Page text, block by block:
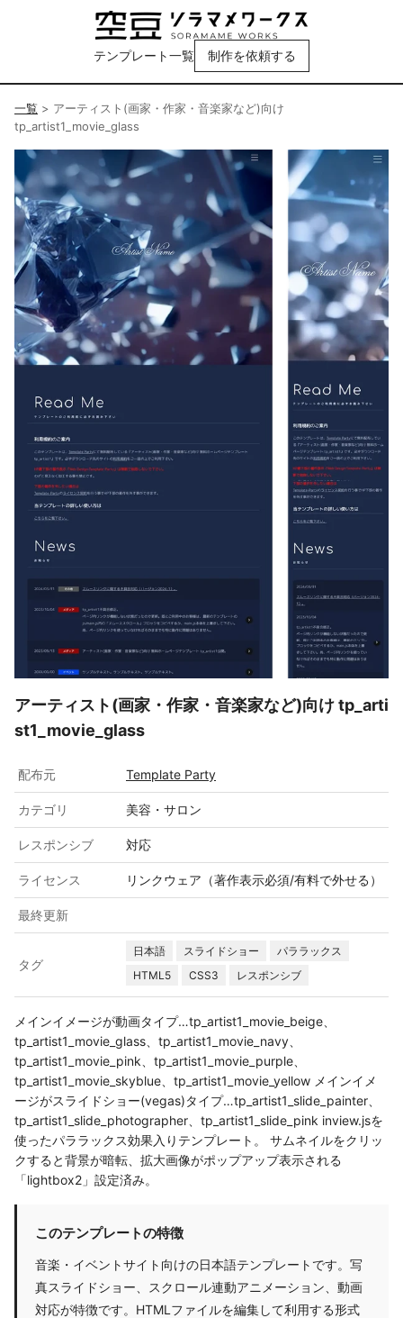
テンプレート一覧 制作を依頼する
一覧 > アーティスト(画家・作家・音楽家など)向け
tp_artist1_movie_glass
アーティスト(画家・作家・音楽家など)向け tp_arti
st1_movie_glass
配布元 Template Party
カテゴリ 美容・サロン
レスポンシブ 対応
ライセンス リンクウェア（著作表示必須/有料で外せる）
最終更新
タグ
日本語 スライドショー
パララックス
HTML5
CSS3 レスポンシブ
メインイメージが動画タイプ…tp_artist1_movie_beige、
tp_artist1_movie_glass、tp_artist1_movie_navy、
tp_artist1_movie_pink、tp_artist1_movie_purple、
tp_artist1_movie_skyblue、tp_artist1_movie_yellow メインイメ
ージがスライドショー(vegas)タイプ…tp_artist1_slide_painter、
tp_artist1_slide_photographer、tp_artist1_slide_pink inview.jsを
使ったパララックス効果入りテンプレート。 サムネイルをクリッ
クすると背景が暗転、拡大画像がポップアップ表示される
「lightbox2」設定済み。
このテンプレートの特徴
音楽・イベントサイト向けの日本語テンプレートです。写
真スライドショー、スクロール連動アニメーション、動画
対応が特徴です。HTMLファイルを編集して利用する形式